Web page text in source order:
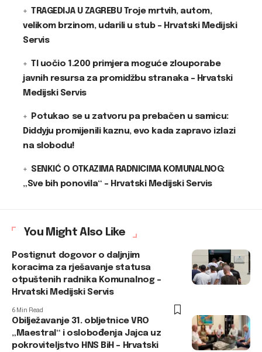
TRAGEDIJA U ZAGREBU Troje mrtvih, autom,
velikom brzinom, udarili u stub – Hrvatski Medijski
Servis
TI uočio 1.200 primjera moguće zlouporabe
javnih resursa za promidžbu stranaka – Hrvatski
Medijski Servis
Potukao se u zatvoru pa prebačen u samicu:
Diddyju promijenili kaznu, evo kada zapravo izlazi
na slobodu!
SENKIĆ O OTKAZIMA RADNICIMA KOMUNALNOG:
„Sve bih ponovila“ – Hrvatski Medijski Servis
You Might Also Like
Postignut dogovor o daljnjim
koracima za rješavanje statusa
otpuštenih radnika Komunalnog –
Hrvatski Medijski Servis
6 Min Read
Obilježavanje 31. obljetnice VRO
„Maestral“ i oslobođenja Jajca uz
pokroviteljstvo HNS BiH – Hrvatski